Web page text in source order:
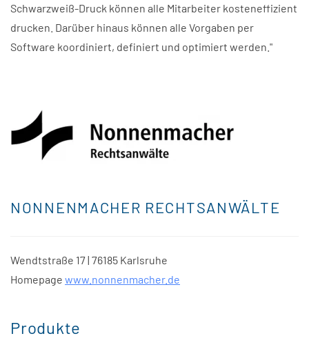
Schwarzweiß-Druck können alle Mitarbeiter kosteneffizient
drucken. Darüber hinaus können alle Vorgaben per
Software koordiniert, definiert und optimiert werden."
NONNENMACHER RECHTSANWÄLTE
Wendtstraße 17 | 76185 Karlsruhe
Homepage www.nonnenmacher.de
Produkte